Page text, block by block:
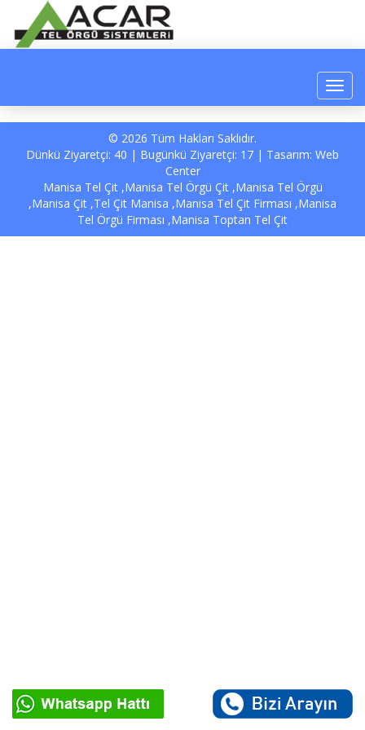
© 2026 Tüm Hakları Saklıdır.
Dünkü Ziyaretçi: 40 | Bugünkü Ziyaretçi: 17 | Tasarım: Web
Center
Manisa Tel Çit ,Manisa Tel Örgü Çit ,Manisa Tel Örgü
,Manisa Çit ,Tel Çit Manisa ,Manisa Tel Çit Firması ,Manisa
Tel Örgü Firması ,Manisa Toptan Tel Çit